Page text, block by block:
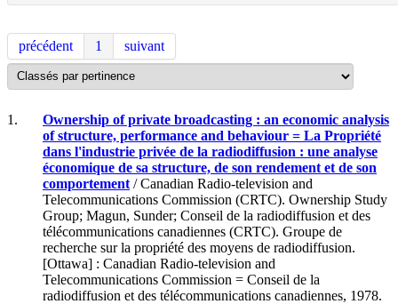
précédent 1 suivant
1.
Ownership of private broadcasting : an economic analysis
of structure, performance and behaviour = La Propriété
dans l'industrie privée de la radiodiffusion : une analyse
économique de sa structure, de son rendement et de son
comportement / Canadian Radio-television and
Telecommunications Commission (CRTC). Ownership Study
Group; Magun, Sunder; Conseil de la radiodiffusion et des
télécommunications canadiennes (CRTC). Groupe de
recherche sur la propriété des moyens de radiodiffusion.
[Ottawa] : Canadian Radio-television and
Telecommunications Commission = Conseil de la
radiodiffusion et des télécommunications canadiennes, 1978.